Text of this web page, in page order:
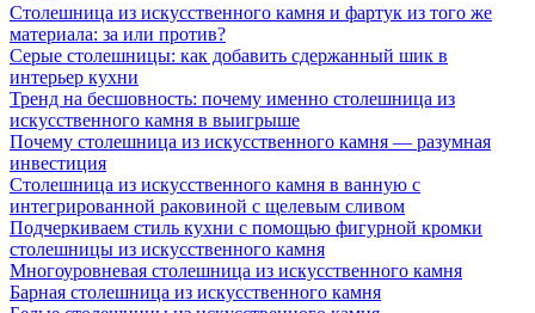
Столешница из искусственного камня и фартук из того же
материала: за или против?
Серые столешницы: как добавить сдержанный шик в
интерьер кухни
Тренд на бесшовность: почему именно столешница из
искусственного камня в выигрыше
Почему столешница из искусственного камня — разумная
инвестиция
Столешница из искусственного камня в ванную с
интегрированной раковиной с щелевым сливом
Подчеркиваем стиль кухни с помощью фигурной кромки
столешницы из искусственного камня
Многоуровневая столешница из искусственного камня
Барная столешница из искусственного камня